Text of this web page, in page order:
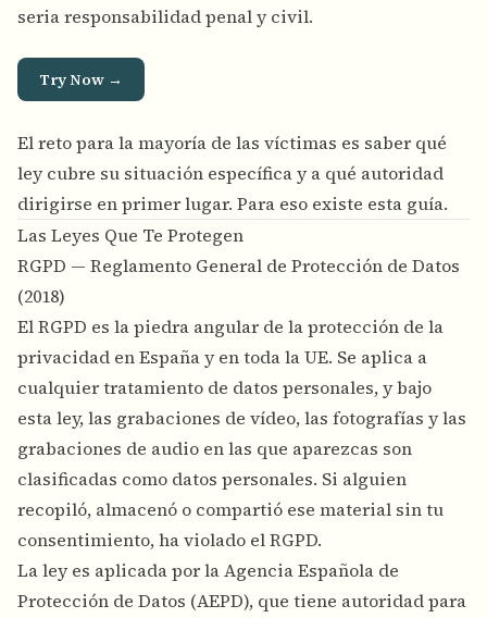
seria responsabilidad penal y civil.
Try Now →
El reto para la mayoría de las víctimas es saber qué
ley cubre su situación específica y a qué autoridad
dirigirse en primer lugar. Para eso existe esta guía.
Las Leyes Que Te Protegen
RGPD — Reglamento General de Protección de Datos
(2018)
El RGPD es la piedra angular de la protección de la
privacidad en España y en toda la UE. Se aplica a
cualquier tratamiento de datos personales, y bajo
esta ley, las grabaciones de vídeo, las fotografías y las
grabaciones de audio en las que aparezcas son
clasificadas como datos personales. Si alguien
recopiló, almacenó o compartió ese material sin tu
consentimiento, ha violado el RGPD.
La ley es aplicada por la Agencia Española de
Protección de Datos (AEPD), que tiene autoridad para